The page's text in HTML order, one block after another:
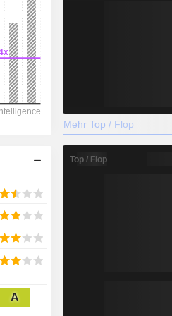
2028
A
Mehr Top / Flop
Top / Flop